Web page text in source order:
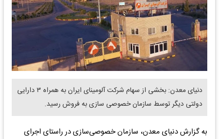
دنیای معدن: بخشی از سهام شرکت آلومینای ایران به همراه ۳ دارایی
دولتی دیگر توسط سازمان خصوصی سازی به فروش رسید.
به گزارش دنیای معدن، سازمان خصوصی‌سازی در راستای اجرای